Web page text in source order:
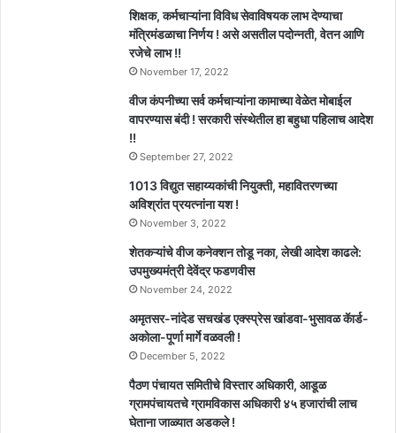
शिक्षक, कर्मचाऱ्यांना विविध सेवाविषयक लाभ देण्याचा
मंत्रिमंडळाचा निर्णय ! असे असतील पदोन्नती, वेतन आणि
रजेचे लाभ !!
November 17, 2022
वीज कंपनीच्या सर्व कर्मचाऱ्यांना कामाच्या वेळेत मोबाईल
वापरण्यास बंदी ! सरकारी संस्थेतील हा बहुधा पहिलाच आदेश
!!
September 27, 2022
1013 विद्युत सहाय्यकांची नियुक्ती, महावितरणच्या
अविश्रांत प्रयत्नांना यश !
November 3, 2022
शेतकऱ्यांचे वीज कनेक्शन तोडू नका, लेखी आदेश काढले:
उपमुख्यमंत्री देवेंद्र फडणवीस
November 24, 2022
अमृतसर-नांदेड सचखंड एक्स्प्रेस खांडवा-भुसावळ कॅार्ड-
अकोला-पूर्णा मार्गे वळवली !
December 5, 2022
पैठण पंचायत समितीचे विस्तार अधिकारी, आडूळ
ग्रामपंचायतचे ग्रामविकास अधिकारी ४५ हजारांची लाच
घेताना जाळ्यात अडकले !